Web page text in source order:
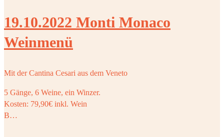
19.10.2022 Monti Monaco
Weinmenü
Mit der Cantina Cesari aus dem Veneto
5 Gänge, 6 Weine, ein Winzer.
Kosten: 79,90€ inkl. Wein
B…